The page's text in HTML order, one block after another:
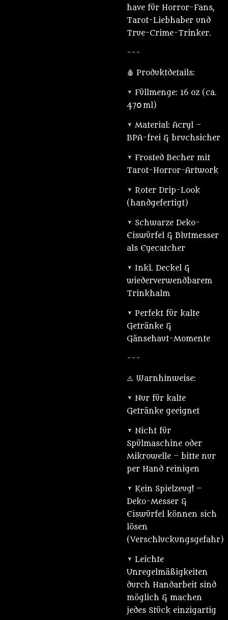
have für Horror-Fans,
Tarot-Liebhaber und
True-Crime-Trinker.
---
🩸 Produktdetails:
• Füllmenge: 16 oz (ca.
470 ml)
• Material: Acryl –
BPA-frei & bruchsicher
• Frosted Becher mit
Tarot-Horror-Artwork
• Roter Drip-Look
(handgefertigt)
• Schwarze Deko-
Eiswürfel & Blutmesser
als Eyecatcher
• Inkl. Deckel &
wiederverwendbarem
Trinkhalm
• Perfekt für kalte
Getränke &
Gänsehaut-Momente
---
⚠️ Warnhinweise:
• Nur für kalte
Getränke geeignet
• Nicht für
Spülmaschine oder
Mikrowelle – bitte nur
per Hand reinigen
• Kein Spielzeug! –
Deko-Messer &
Eiswürfel können sich
lösen
(Verschluckungsgefahr)
• Leichte
Unregelmäßigkeiten
durch Handarbeit sind
möglich & machen
jedes Stück einzigartig